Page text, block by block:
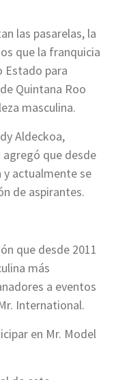
las pasarelas, la
que la franquicia
Estado para
Quintana Roo
masculina.
Aldeckoa,
que desde
y actualmente se
de aspirantes.
que desde 2011
más
a eventos
International.
en Mr. Model